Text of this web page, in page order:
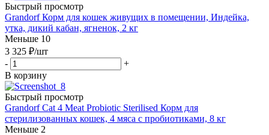
Быстрый просмотр
Grandorf Корм для кошек живущих в помещении, Индейка,
утка, дикий кабан, ягненок, 2 кг
Меньше 10
3 325 ₽/шт
-
+
В корзину
Быстрый просмотр
Grandorf Cat 4 Meat Probiotic Sterilised Корм для
стерилизованных кошек, 4 мяса с пробиотиками, 8 кг
Меньше 2